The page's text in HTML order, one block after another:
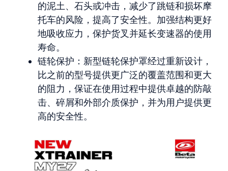
的泥土、石头或冲击，减少了跳链和损坏摩
托车的风险，提高了安全性。加强结构更好
地吸收应力，保护货叉并延长变速器的使用
寿命。
链轮保护：新型链轮保护罩经过重新设计，
比之前的型号提供更广泛的覆盖范围和更大
的阻力，保证在使用过程中提供卓越的防敲
击、碎屑和外部介质保护，并为用户提供更
高的安全性。